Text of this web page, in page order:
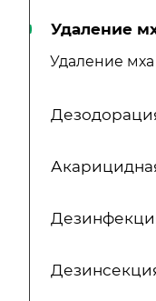
Удаление
Удаление мха